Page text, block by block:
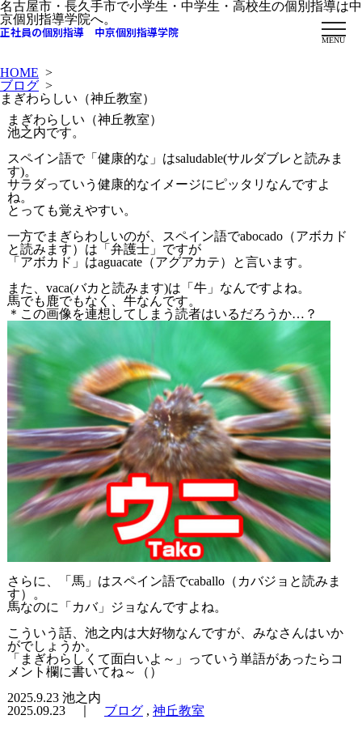
名古屋市・長久手市で小学生・中学生・高校生の個別指導は中
京個別指導学院へ。
正社員の個別指導 中京個別指導学院
MENU
HOME >
ブログ >
まぎわらしい（神丘教室）
まぎわらしい（神丘教室）
池之内です。
スペイン語で「健康的な」はsaludable(サルダブレと読みま
す)。
サラダっていう健康的なイメージにピッタリなんですよ
ね。
とっても覚えやすい。
一方でまぎらわしいのが、スペイン語でabocado（アボカド
と読みます）は「弁護士」ですが
「アボカド」はaguacate（アグアカテ）と言います。
また、vaca(バカと読みます)は「牛」なんですよね。
馬でも鹿でもなく、牛なんです。
＊この画像を連想してしまう読者はいるだろうか…？
さらに、「馬」はスペイン語でcaballo（カバジョと読みま
す）。
馬なのに「カバ」ジョなんですよね。
こういう話、池之内は大好物なんですが、みなさんはいか
がでしょうか。
「まぎわらしくて面白いよ～」っていう単語があったらコ
メント欄に書いてね～（）
2025.9.23 池之内
2025.09.23 ｜ ブログ, 神丘教室